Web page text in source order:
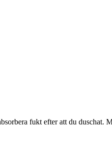
fukt efter att du duschat.